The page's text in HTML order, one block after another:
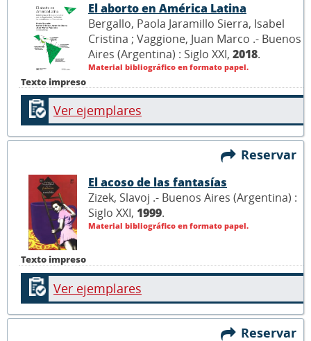
Texto impreso
El aborto en América Latina
Bergallo, Paola Jaramillo Sierra, Isabel
Cristina ; Vaggione, Juan Marco .- Buenos
Aires (Argentina) : Siglo XXI, 2018.
Material bibliográfico en formato papel.
Ver ejemplares
Reservar
Texto impreso
El acoso de las fantasías
Zizek, Slavoj .- Buenos Aires (Argentina) :
Siglo XXI, 1999.
Material bibliográfico en formato papel.
Ver ejemplares
Reservar